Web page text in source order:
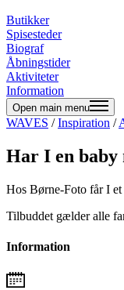
Butikker
Spisesteder
Biograf
Åbningstider
Aktiviteter
Information
Open main menu
WAVES /Inspiration /
Har I en baby
Hos Børne-Foto får I
Tilbuddet gælder alle
Information